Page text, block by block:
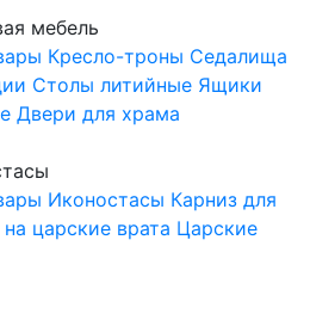
мебель
Кресло-троны Седалища
Столы литийные Ящики
Двери для храма
Иконостасы Карниз для
царские врата Царские